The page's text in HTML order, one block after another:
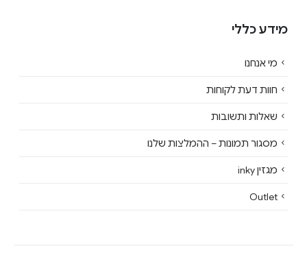
מידע כללי
מי אנחנו
חוות דעת לקוחות
שאלות ותשובות
מסגור תמונות – ההמלצות שלנו
מגזין inky
Outlet